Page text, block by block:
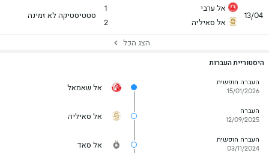
13/04
אל ערבי
אל סאיליה
1
2
סטטיסטיקה לא זמינה
הצג הכל
היסטוריית העברות
העברה חופשית
15/01/2026
אל שאמאל
העברה
12/09/2025
אל סאיליה
העברה חופשית
03/11/2024
אל סאד